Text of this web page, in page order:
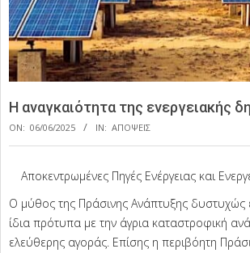
Η αναγκαιότητα της ενεργειακής
ON: 06/06/2025 IN: ΑΠΟΨΕΙΣ
Αποκεντρωμένες Πηγές Ενέργειας και
Ο μύθος της Πράσινης Ανάπτυξης δυστυχώς
ίδια πρότυπα με την άγρια καταστροφική
ελεύθερης αγοράς. Επίσης η περιβόητη